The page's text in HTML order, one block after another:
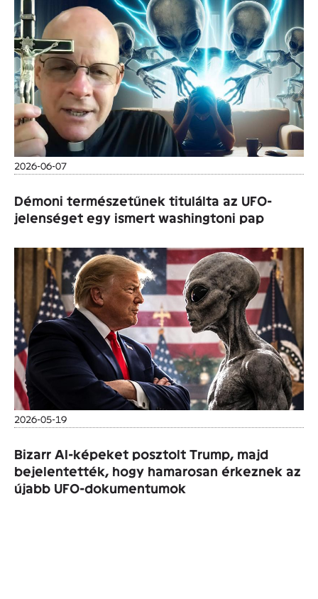
2026-06-07
Démoni természetűnek titulálta az UFO-
jelenséget egy ismert washingtoni pap
2026-05-19
Bizarr AI-képeket posztolt Trump, majd
bejelentették, hogy hamarosan érkeznek az
újabb UFO-dokumentumok